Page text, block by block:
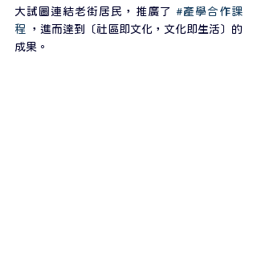
大試圖連結老街居民，推廣了 #產學合作課
程 ，進而達到〔社區即文化，文化即生活〕的
成果。